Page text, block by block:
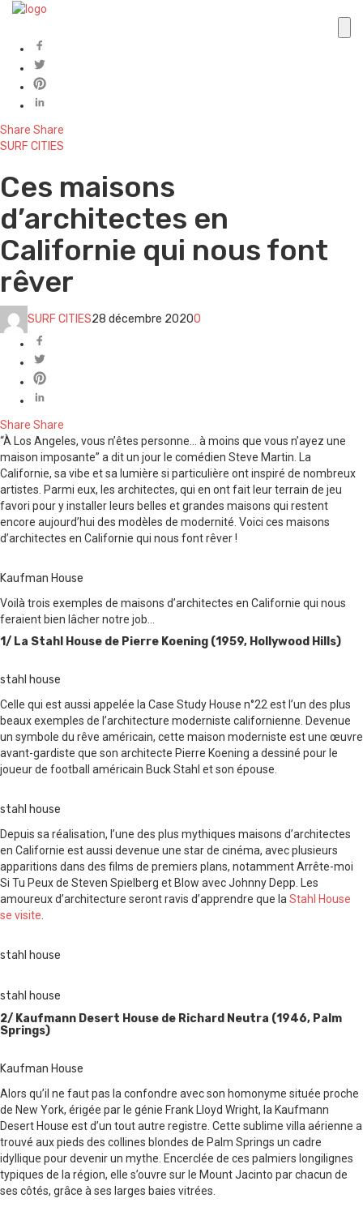
Share Share
SURF CITIES
Ces maisons
d’architectes en
Californie qui nous font
rêver
SURF CITIES28 décembre 20200
Share Share
“À Los Angeles, vous n’êtes personne… à moins que vous n’ayez une
maison imposante” a dit un jour le comédien Steve Martin. La
Californie, sa vibe et sa lumière si particulière ont inspiré de nombreux
artistes. Parmi eux, les architectes, qui en ont fait leur terrain de jeu
favori pour y installer leurs belles et grandes maisons qui restent
encore aujourd’hui des modèles de modernité. Voici ces maisons
d’architectes en Californie qui nous font rêver !
Kaufman House
Voilà trois exemples de maisons d’architectes en Californie qui nous
feraient bien lâcher notre job…
1/ La Stahl House de Pierre Koening (1959, Hollywood Hills)
stahl house
Celle qui est aussi appelée la Case Study House n°22 est l’un des plus
beaux exemples de l’architecture moderniste californienne. Devenue
un symbole du rêve américain, cette maison moderniste est une œuvre
avant-gardiste que son architecte Pierre Koening a dessiné pour le
joueur de football américain Buck Stahl et son épouse.
stahl house
Depuis sa réalisation, l’une des plus mythiques maisons d’architectes
en Californie est aussi devenue une star de cinéma, avec plusieurs
apparitions dans des films de premiers plans, notammentArrête-moi
Si Tu Peuxde Steven Spielberg et Blow avec Johnny Depp. Les
amoureux d’architecture seront ravis d’apprendre que la Stahl House
se visite
stahl house
stahl house
2/ Kaufmann Desert House de Richard Neutra (1946, Palm
Springs)
Kaufman House
Alors qu’il ne faut pas la confondre avec son homonyme située proche
de New York, érigée par le génie Frank Lloyd Wright, la Kaufmann
Desert House est d’un tout autre registre. Cette sublime villa aérienne a
trouvé aux pieds des collines blondes de Palm Springs un cadre
idyllique pour devenir un mythe. Encerclée de ces palmiers longilignes
typiques de la région, elle s’ouvre sur le Mount Jacinto par chacun de
ses côtés, grâce à ses larges baies vitrées.